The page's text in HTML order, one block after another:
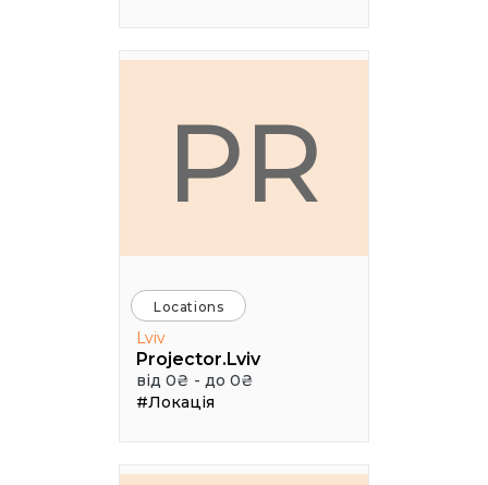
PR
Locations
Lviv
Projector.Lviv
від 0₴ - до 0₴
#Локація